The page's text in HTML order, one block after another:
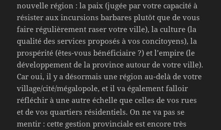
nouvelle région : la paix (jugée par votre capacité à
résister aux incursions barbares plutôt que de vous
faire régulièrement raser votre ville), la culture (la
qualité des services proposés à vos concitoyens), la
prospérité (êtes-vous bénéficiaire ?) et l’empire (le
développement de la province autour de votre ville).
Car oui, il y a désormais une région au-delà de votre
village/cité/mégalopole, et il va également falloir
réfléchir à une autre échelle que celles de vos rues
et de vos quartiers résidentiels. On ne va pas se
mentir : cette gestion provinciale est encore très